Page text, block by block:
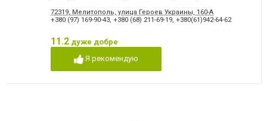
72319, Мелитополь, улица Героев Украины, 160-А
+380 (97) 169-90-43, +380 (68) 211-69-19, +380(61)942-64-62
11.2 дуже добре
Я рекомендую